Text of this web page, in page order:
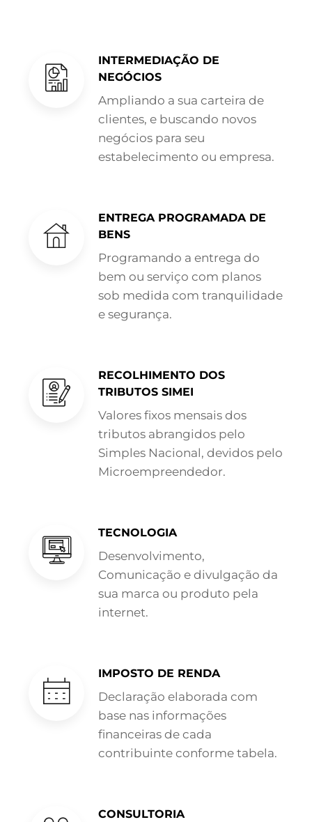
INTERMEDIAÇÃO DE
NEGÓCIOS
Ampliando a sua carteira de
clientes, e buscando novos
negócios para seu
estabelecimento ou empresa.
ENTREGA PROGRAMADA DE
BENS
Programando a entrega do
bem ou serviço com planos
sob medida com tranquilidade
e segurança.
RECOLHIMENTO DOS
TRIBUTOS SIMEI
Valores fixos mensais dos
tributos abrangidos pelo
Simples Nacional, devidos pelo
Microempreendedor.
TECNOLOGIA
Desenvolvimento,
Comunicação e divulgação da
sua marca ou produto pela
internet.
IMPOSTO DE RENDA
Declaração elaborada com
base nas informações
financeiras de cada
contribuinte conforme tabela.
CONSULTORIA